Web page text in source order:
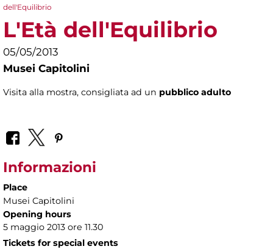
You are here
dell'Equilibrio
L'Età dell'Equilibrio
05/05/2013
Musei Capitolini
Visita alla mostra, consigliata ad un pubblico adulto
Informazioni
Place
Musei Capitolini
Opening hours
5 maggio 2013 ore 11.30
Tickets for special events